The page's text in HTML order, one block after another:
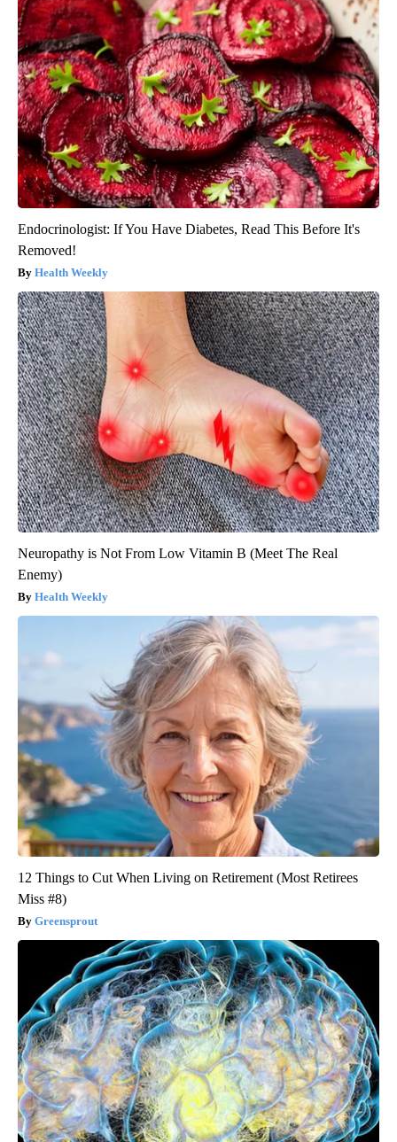
Endocrinologist: If You Have Diabetes, Read This Before It's
Removed!
Health Weekly
Neuropathy is Not From Low Vitamin B (Meet The Real
Enemy)
Health Weekly
12 Things to Cut When Living on Retirement (Most Retirees
Miss #8)
Greensprout